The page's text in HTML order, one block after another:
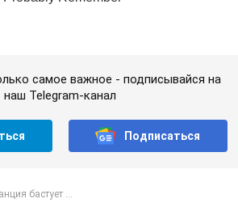
самое важное - подписывайся на
наш Telegram-канал
Подписаться
бастует ...